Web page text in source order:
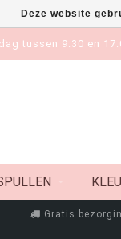
tussen 9:30 en
Gratis
Deze website